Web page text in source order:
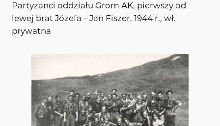
Partyzanci oddziału Grom AK, pierwszy od
lewej brat Józefa – Jan Fiszer, 1944 r., wł.
prywatna